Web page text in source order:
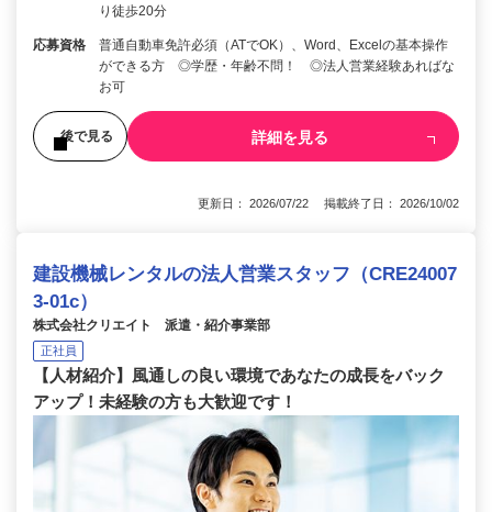
り徒歩20分
応募資格
普通自動車免許必須（ATでOK）、Word、Excelの基本操作
ができる方 ◎学歴・年齢不問！ ◎法人営業経験あればな
お可
後で見る 詳細を見る
更新日： 2026/07/22 掲載終了日： 2026/10/02
建設機械レンタルの法人営業スタッフ（CRE24007
3-01c）
株式会社クリエイト 派遣・紹介事業部
正社員
【人材紹介】風通しの良い環境であなたの成長をバック
アップ！未経験の方も大歓迎です！